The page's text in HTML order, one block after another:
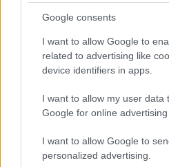
Google consents
I want to allow Google to
related to advertising like
device identifiers in apps.
I want to allow my user data
Google for online advertising
I want to allow Google to
personalized advertising.
NVDIA.
Η εξέλιξη του νέου
ένας λόγος για να αισθάνομαι
Åsa Haglund.
Στην παρουσίαση συμμετείχαν
, Διευθύνουσα Σύμβουλος
Αλέξανδρος Κωστήρογλου,
Επικοινωνίας της εταιρείας.